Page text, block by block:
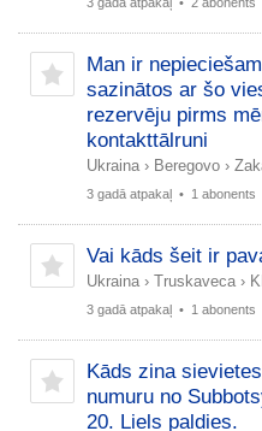
Man ir
sazinātos ar šo
rezervēju pirms
kontakttālruni
Ukraina › Beregovo ›
3 gadā atpakaļ • 1 abonents
Vai kāds šeit ir
Ukraina › Truskaveca ›
3 gadā atpakaļ • 1 abonents
Kāds zina
numuru no
20. Liels paldies.